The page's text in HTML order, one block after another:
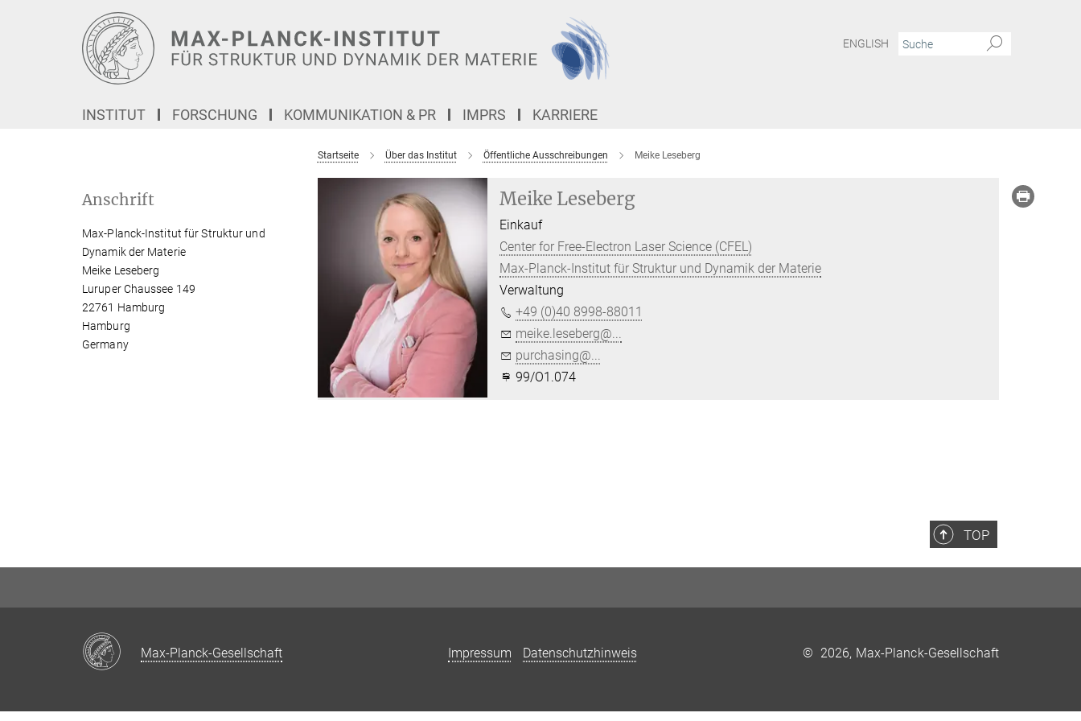
ENGLISH
INSTITUT FORSCHUNG KOMMUNIKATION & PR IMPRS KARRIERE
Startseite Über das Institut Öffentliche Ausschreibungen Meike Leseberg
Meike Leseberg
Einkauf
Center for Free-Electron Laser Science (CFEL)
Max-Planck-Institut für Struktur und Dynamik der Materie
Verwaltung
+49 (0)40 8998-88011
meike.leseberg@...
purchasing@...
99/O1.074
Anschrift
Max-Planck-Institut für Struktur und
Dynamik der Materie
Meike Leseberg
Luruper Chaussee 149
22761 Hamburg
Hamburg
Germany
TOP
Max-Planck-Gesellschaft Impressum Datenschutzhinweis © 2026, Max-Planck-Gesellschaft